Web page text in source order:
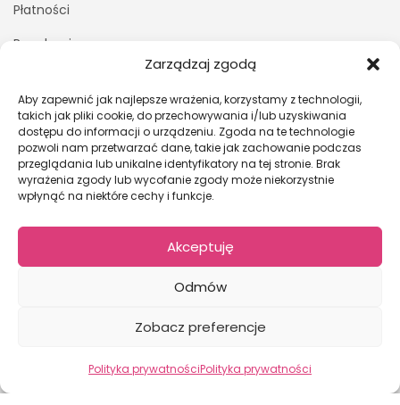
Zarządzaj zgodą
Aby zapewnić jak najlepsze wrażenia, korzystamy z technologii,
takich jak pliki cookie, do przechowywania i/lub uzyskiwania
dostępu do informacji o urządzeniu. Zgoda na te technologie
pozwoli nam przetwarzać dane, takie jak zachowanie podczas
przeglądania lub unikalne identyfikatory na tej stronie. Brak
wyrażenia zgody lub wycofanie zgody może niekorzystnie
wpłynąć na niektóre cechy i funkcje.
Akceptuję
Odmów
Zobacz preferencje
Polityka prywatnościPolityka prywatności
Płatności
Regulamin
Kontakt z nami
MOJE KONTO
Logowanie/Rejestracja
2024 © Kwiaciarnia Bukietowa - Ty zamawiasz My dostarczamy.